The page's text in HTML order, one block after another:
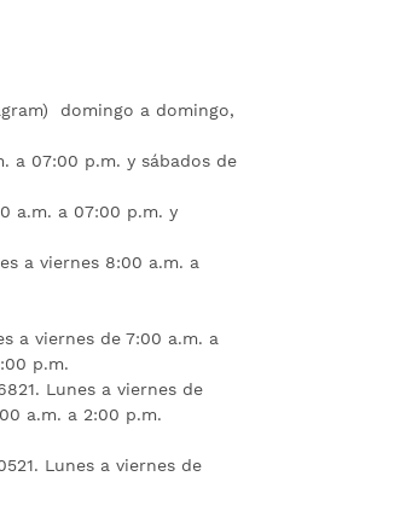
domingo a domingo,
a 07:00 p.m. y sábados de
a.m. a 07:00 p.m. y
a viernes 8:00 a.m. a
a viernes de 7:00 a.m. a
p.m.
Lunes a viernes de
a.m. a 2:00 p.m.
Lunes a viernes de